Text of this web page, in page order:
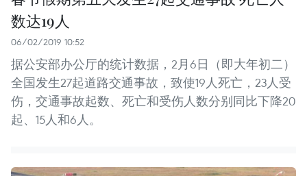
数达19人
06/02/2019 10:52
据公安部办公厅的统计数据，2月6日（即大年初二）
全国发生27起道路交通事故，致使19人死亡，23人受
伤，交通事故起数、死亡和受伤人数分别同比下降20
起、15人和6人。